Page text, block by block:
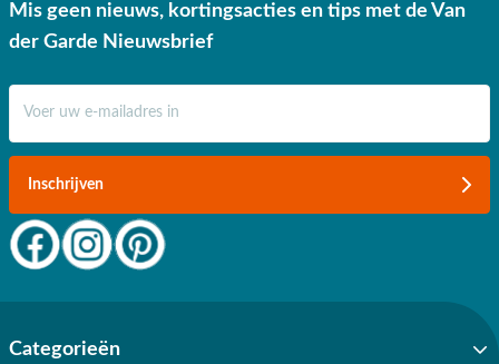
✔ Goede service
Mis geen nieuws, kortingsacties en tips met de Van
der Garde Nieuwsbrief
Inschrijven
Categorieën